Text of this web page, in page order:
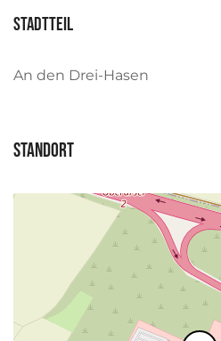
Stadtteil
An den Drei-Hasen
Standort